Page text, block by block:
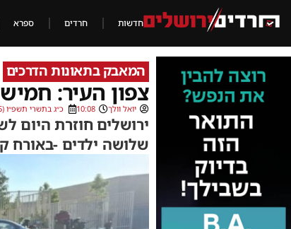
חדשות חרדים ספרא
המאבק בתאונות הדרכים
צפון העיר:
יואל וולך 10:08 כ״ג בתשרי תשפ״ו (15/10/2025)
ירושלים חוזרת היום
שלושה ילדים -באורח